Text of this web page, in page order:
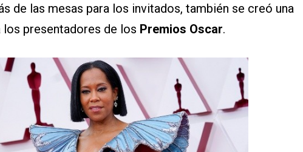
de las mesas para los invitados, también se creó una
presentadores de los Premios Oscar.